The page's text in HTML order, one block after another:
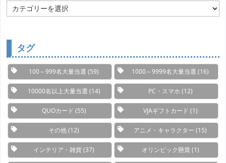
カ
テ
タグ
100～999名大量当選 (59) 1000～9999名大量当選 (16)
10000名以上大量当選 (14) PC・スマホ (12)
QUOカード (55) VJAギフトカード (1)
その他(12) アニメ・キャラクター (15)
インテリア・雑貨(37) オリンピック懸賞(1)